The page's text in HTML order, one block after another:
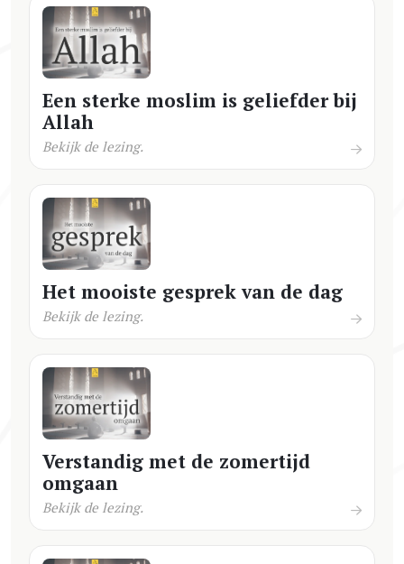
Een sterke moslim is geliefder bij
Allah
Bekijk de lezing.
Het mooiste gesprek van de dag
Bekijk de lezing.
Verstandig met de zomertijd
omgaan
Bekijk de lezing.